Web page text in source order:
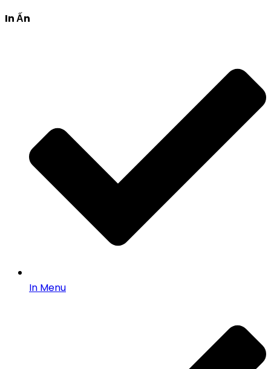
In Ấn
In Menu